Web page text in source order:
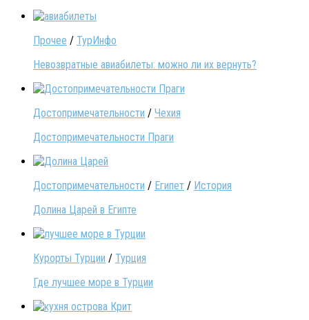
Прочее / ТурИнфо
Невозвратные авиабилеты: можно ли их вернуть?
Достопримечательности / Чехия
Достопримечательности Праги
Достопримечательности / Египет / История
Долина Царей в Египте
Курорты Турции / Турция
Где лучшее море в Турции